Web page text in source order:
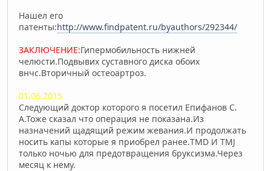
Нашел его
патенты:http://www.findpatent.ru/byauthors/292344/
ЗАКЛЮЧЕНИЕ:Гипермобильность нижней
челюсти.Подвывих суставного диска обоих
внчс.Вторичный остеоартроз.
01.06.2015
Следующий доктор которого я посетил Епифанов С.
А.Тоже сказал что операция не показана.Из
назначений щадящий режим жевания.И продолжать
носить капы которые я приобрел ранее.TMD И TMJ
только ночью для предотвращения бруксизма.Через
месяц к нему.